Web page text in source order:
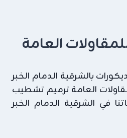
العامة
بالشرقية الدمام الخبر
العامة ترميم تشطيب
في الشرقية الدمام الخبر